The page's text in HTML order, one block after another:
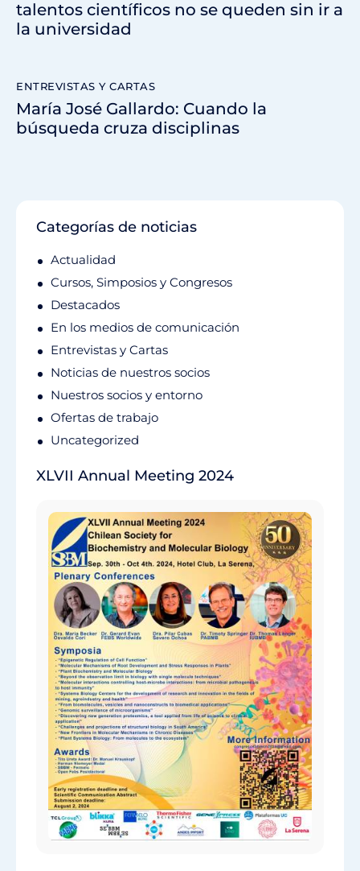
talentos científicos no se queden sin ir a
la universidad
ENTREVISTAS Y CARTAS
María José Gallardo: Cuando la
búsqueda cruza disciplinas
Categorías de noticias
Actualidad
Cursos, Simposios y Congresos
Destacados
En los medios de comunicación
Entrevistas y Cartas
Noticias de nuestros socios
Nuestros socios y entorno
Ofertas de trabajo
Uncategorized
XLVII Annual Meeting 2024